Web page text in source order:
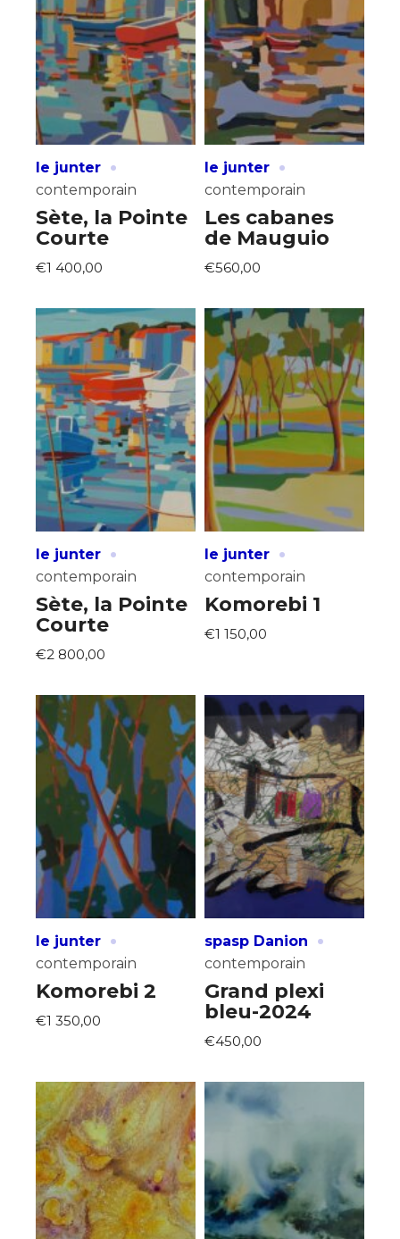
le junter ·
contemporain
Sète, la Pointe
Courte
€1 400,00
le junter ·
contemporain
Les cabanes
de Mauguio
€560,00
le junter ·
contemporain
Sète, la Pointe
Courte
€2 800,00
le junter ·
contemporain
Komorebi 1
€1 150,00
le junter ·
contemporain
Komorebi 2
€1 350,00
spasp Danion ·
contemporain
Grand plexi
bleu-2024
€450,00